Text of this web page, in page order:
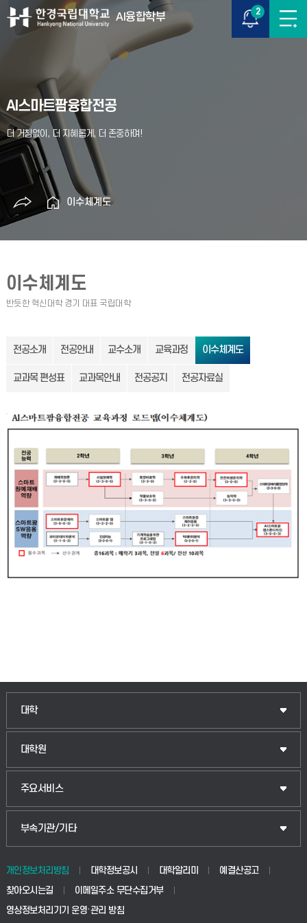
AI융합학부 2
AI스마트팜융합전공
이수체계도
이수체계도
전공소개 전공안내 교수소개 교육과정 이수체계도
교과목 편성표 교과목안내 전공공지 전공자료실
대학
인문융합공공인재학부
법경영학부
웰니스산업융합학부
생명공학부
대학원
일반대학원
산업대학원
공공정책대학원
교육대학원
주요서비스
입학안내
웹메일
학사시스템(전문학사 및 전공심화)
부속기관/기타
중앙도서관
학생생활관(안성)
개인정보처리방침 대학정보공시 대학알리미
예결산공고
찾아오시는길
이메일주소 무단수집거부
영상정보처리기기 운영·관리 방침